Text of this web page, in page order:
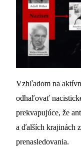
Vzhľadom na
odhaľovať
prekvapujúce, že
a ďalších krajinách
prenasledovania.